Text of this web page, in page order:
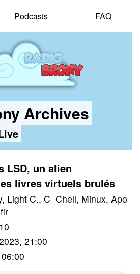
Podcasts FAQ
Archives
LSD, un alien
livres virtuels brulés
Light C., C_Chell, Minux, Apo
21:00